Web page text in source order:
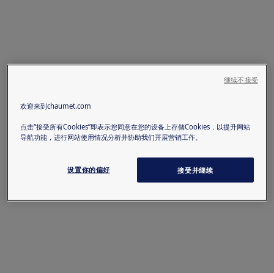
欢迎来到chaumet.com
点击“接受所有Cookies”即表示您同意在您的设备上存储Cookies，以提升网站
导航功能，进行网站使用情况分析并协助我们开展营销工作。
设置你的偏好 接受并继续
继续不接受